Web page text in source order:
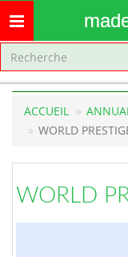
Toggle
navigation
ACCUEIL
WORLD
WORLD